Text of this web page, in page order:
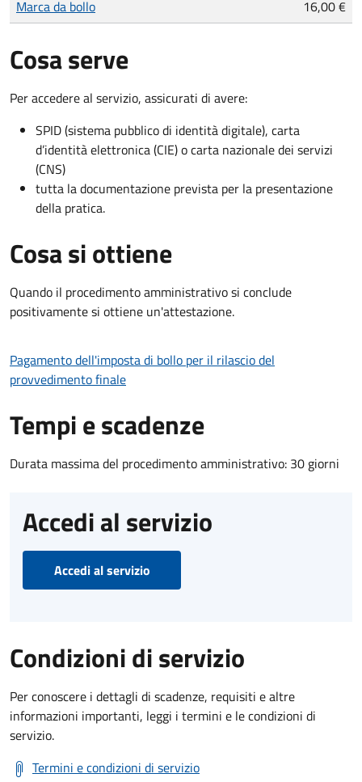
Marca da bollo 16,00 €
Cosa serve
Per accedere al servizio, assicurati di avere:
SPID (sistema pubblico di identità digitale), carta
d’identità elettronica (CIE) o carta nazionale dei servizi
(CNS)
tutta la documentazione prevista per la presentazione
della pratica.
Cosa si ottiene
Quando il procedimento amministrativo si conclude
positivamente si ottiene un'attestazione.
Pagamento dell'imposta di bollo per il rilascio del
provvedimento finale
Tempi e scadenze
Durata massima del procedimento amministrativo: 30 giorni
Accedi al servizio
Accedi al servizio
Condizioni di servizio
Per conoscere i dettagli di scadenze, requisiti e altre
informazioni importanti, leggi i termini e le condizioni di
servizio.
Termini e condizioni di servizio